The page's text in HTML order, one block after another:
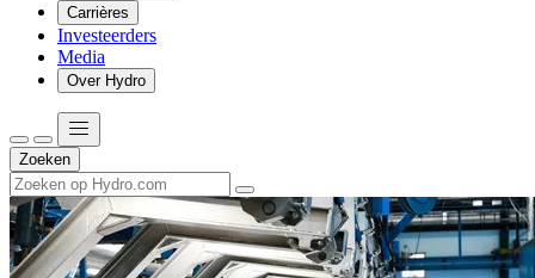
Carrières
Investeerders
Media
Over Hydro
Zoeken